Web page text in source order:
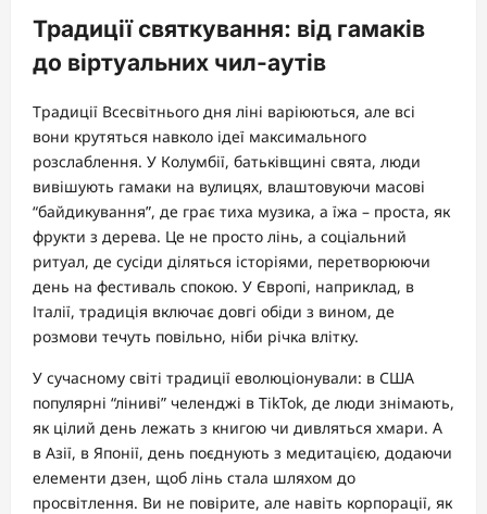
Традиції святкування: від гамаків
до віртуальних чил-аутів
Традиції Всесвітнього дня ліні варіюються, але всі
вони крутяться навколо ідеї максимального
розслаблення. У Колумбії, батьківщині свята, люди
вивішують гамаки на вулицях, влаштовуючи масові
“байдикування”, де грає тиха музика, а їжа – проста, як
фрукти з дерева. Це не просто лінь, а соціальний
ритуал, де сусіди діляться історіями, перетворюючи
день на фестиваль спокою. У Європі, наприклад, в
Італії, традиція включає довгі обіди з вином, де
розмови течуть повільно, ніби річка влітку.
У сучасному світі традиції еволюціонували: в США
популярні “ліниві” челенджі в TikTok, де люди знімають,
як цілий день лежать з книгою чи дивляться хмари. А
в Азії, в Японії, день поєднують з медитацією, додаючи
елементи дзен, щоб лінь стала шляхом до
просвітлення. Ви не повірите, але навіть корпорації, як